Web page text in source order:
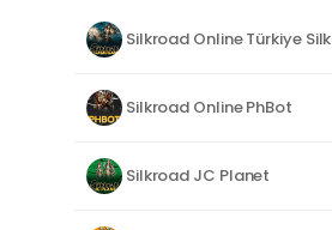
Silkroad Online Türkiye Silk
Silkroad Online PhBot
Silkroad JC Planet